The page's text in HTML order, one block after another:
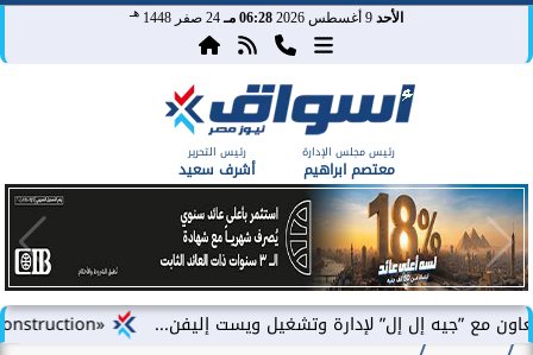
الأحد 06:28 مـ 24 صفر 1448 هـ
رئيس مجلس الإدارة
معتصم ابراهيم
رئيس التحرير
أشرف سعيد
«DAC Construction» تطلق «أركلاين للتطوير العقاري» في مصر وتستعد للإعلان عن محفظة... إل” لإدارة وتشغيل ويست إليفن...